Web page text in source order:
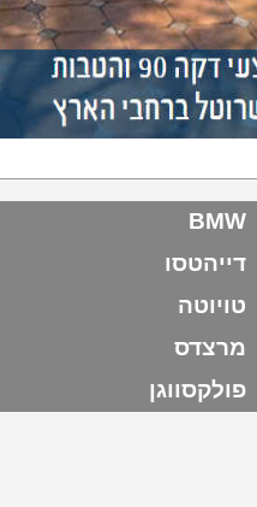
BMW
דייהטסו
טויוטה
מרצדס
פולקסווגן